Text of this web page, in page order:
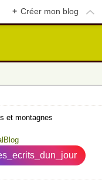
+ Créer mon blog
et montagnes